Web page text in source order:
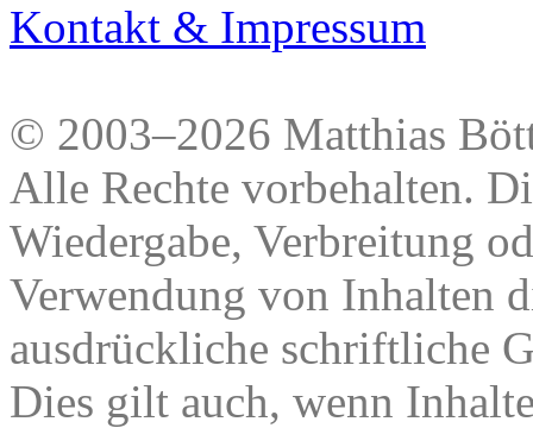
Kontakt & Impressum
© 2003–2026 Matthias
Alle Rechte vorbehalten.
Wiedergabe, Verbreitung
Verwendung von Inhalten
ausdrückliche schriftliche
Dies gilt auch, wenn